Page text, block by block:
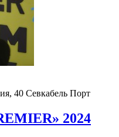
40 Севкабель Порт
2024